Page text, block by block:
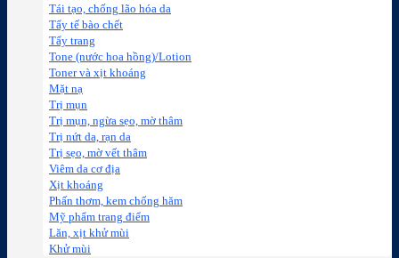
Tái tạo, chống lão hóa da
Tẩy tế bào chết
Tẩy trang
Tone (nước hoa hồng)/Lotion
Toner và xịt khoáng
Mặt nạ
Trị mụn
Trị mụn, ngừa sẹo, mờ thâm
Trị nứt da, rạn da
Trị sẹo, mờ vết thâm
Viêm da cơ địa
Xịt khoáng
Phấn thơm, kem chống hăm
Mỹ phẩm trang điểm
Lăn, xịt khử mùi
Khử mùi